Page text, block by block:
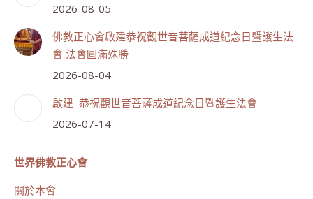
2026-08-05
佛教正心會啟建恭祝觀世音菩薩成道紀念日暨護生法
會 法會圓滿殊勝
2026-08-04
啟建 恭祝觀世音菩薩成道紀念日暨護生法會
2026-07-14
世界佛教正心會
關於本會